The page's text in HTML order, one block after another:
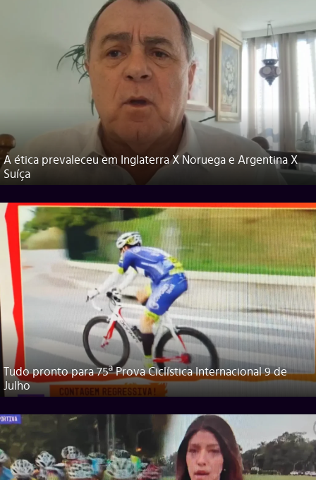
A ética prevaleceu em Inglaterra X Noruega e Argentina X
Suíça
Tudo pronto para 75ª Prova Ciclística Internacional 9 de
Julho